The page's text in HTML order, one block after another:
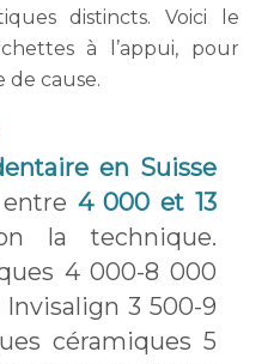
distincts. Voici le
à l’appui, pour
de cause.
en Suisse
4 000 et 13
la technique.
4 000-8 000
3 500-9
céramiques 5